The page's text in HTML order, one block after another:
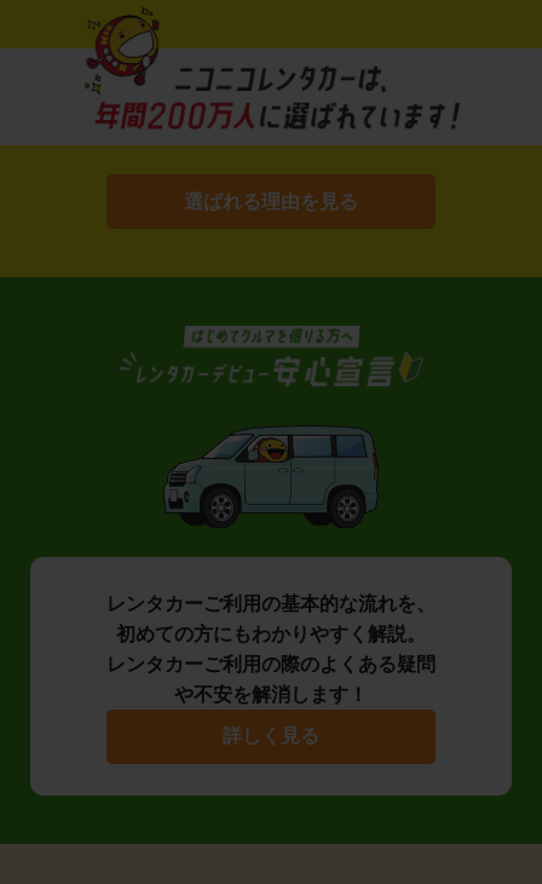
選ばれる理由を見る
レンタカーご利用の基本的な流れを、
初めての方にもわかりやすく解説。
レンタカーご利用の際のよくある疑問
や不安を解消します！
詳しく見る